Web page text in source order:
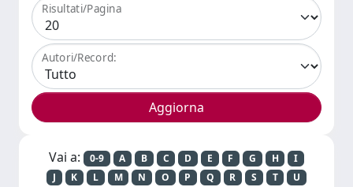
Risultati/Pagina
Autori/Record:
Vai a: 0-9 A B C D E F G H
I
J
K L M N O P Q R S T
U